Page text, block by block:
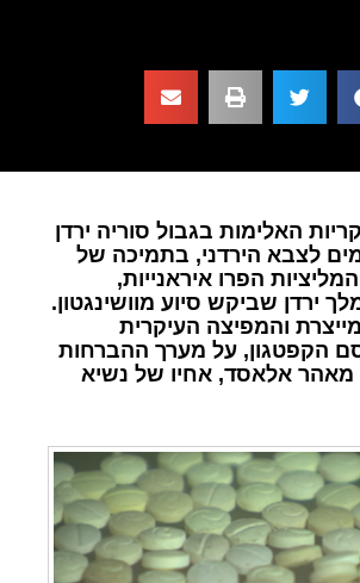
האלימות בגבול סוריה ירדן
לצבא הירדני, בתמיכה של
הפרו איראנייות,
ירדן שביקש סיוע מוושינגטון.
והמפיצה העיקרית
הקפטגון, על מערך ההברחות
מאהר אלאסד, אחיו של נשיא